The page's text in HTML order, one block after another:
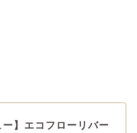
ー】エコフローリバー